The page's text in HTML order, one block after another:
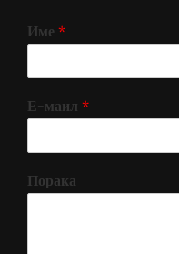
Име *
Е-маил *
Порака